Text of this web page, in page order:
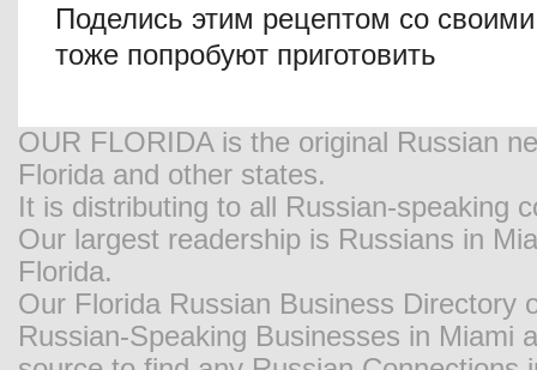
Поделись этим рецептом со
тоже попробуют приготовить
OUR FLORIDA is the original Russian
Florida and other states.
It is distributing to all Russian-speaking
Our largest readership is Russians in
Florida.
Our Florida Russian Business Directory
Russian-Speaking Businesses in Miami